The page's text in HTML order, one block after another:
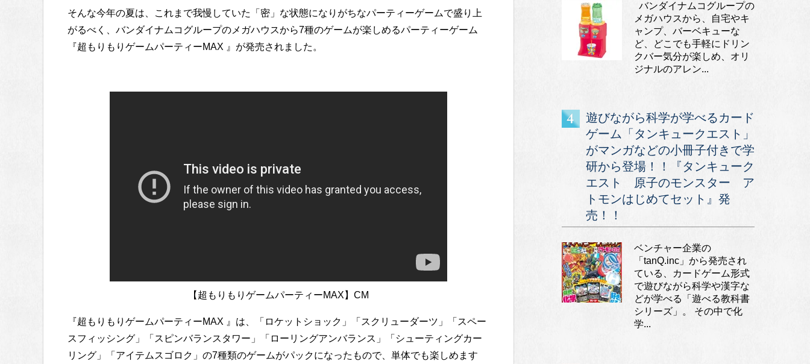
そんな今年の夏は、これまで我慢していた「密」な状態になりがちなパーティーゲームで盛り上
がるべく、バンダイナムコグループのメガハウスから7種のゲームが楽しめるパーティーゲーム
『超もりもりゲームパーティーMAX 』が発売されました。
【超もりもりゲームパーティーMAX】CM
『超もりもりゲームパーティーMAX 』は、「ロケットショック」「スクリューダーツ」「スペー
スフィッシング」「スピンバランスタワー」「ローリングアンバランス」「シューティングカー
リング」「アイテムスゴロク」の7種類のゲームがパックになったもので、単体でも楽しめます
バンダイナムコグループの
メガハウスから、自宅やキ
ャンプ、バーベキューな
ど、どこでも手軽にドリン
クバー気分が楽しめ、オリ
ジナルのアレン...
遊びながら科学が学べるカード
ゲーム「タンキュークエスト」
がマンガなどの小冊子付きで学
研から登場！！『タンキューク
エスト 原子のモンスター ア
トモンはじめてセット』発
売！！
ベンチャー企業の
「tanQ.inc」から発売され
ている、カードゲーム形式
で遊びながら科学や漢字な
どが学べる「遊べる教科書
シリーズ」。 その中で化
学...